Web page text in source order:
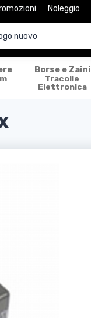
Noleggio
Borse e Zaini
Tracolle
Elettronica